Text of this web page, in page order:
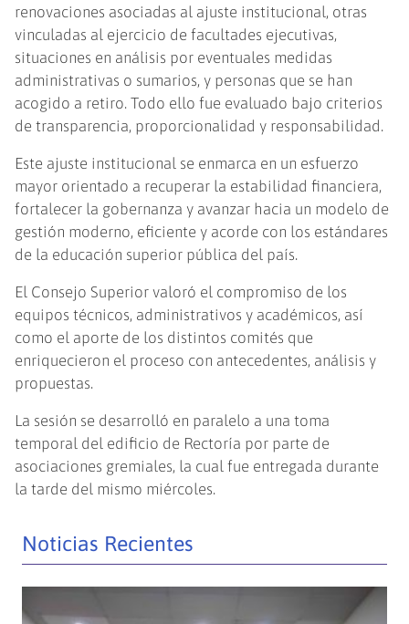
renovaciones asociadas al ajuste institucional, otras
vinculadas al ejercicio de facultades ejecutivas,
situaciones en análisis por eventuales medidas
administrativas o sumarios, y personas que se han
acogido a retiro. Todo ello fue evaluado bajo criterios
de transparencia, proporcionalidad y responsabilidad.
Este ajuste institucional se enmarca en un esfuerzo
mayor orientado a recuperar la estabilidad financiera,
fortalecer la gobernanza y avanzar hacia un modelo de
gestión moderno, eficiente y acorde con los estándares
de la educación superior pública del país.
El Consejo Superior valoró el compromiso de los
equipos técnicos, administrativos y académicos, así
como el aporte de los distintos comités que
enriquecieron el proceso con antecedentes, análisis y
propuestas.
La sesión se desarrolló en paralelo a una toma
temporal del edificio de Rectoría por parte de
asociaciones gremiales, la cual fue entregada durante
la tarde del mismo miércoles.
Noticias Recientes